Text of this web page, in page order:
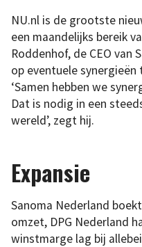
NU.nl is de grootste
een maandelijks bereik
Roddenhof, de CEO van
op eventuele synergieën
‘Samen hebben we
Dat is nodig in een
wereld’, zegt hij.
Expansie
Sanoma Nederland
omzet, DPG Nederland
winstmarge lag bij